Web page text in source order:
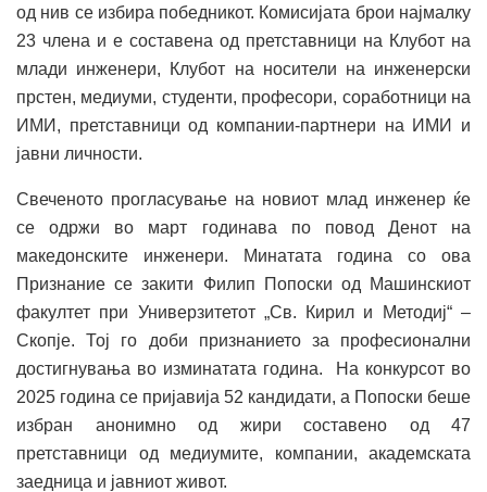
од нив се избира победникот. Комисијата брои најмалку
23 члена и е составена од претставници на Клубот на
млади инженери, Клубот на носители на инженерски
прстен, медиуми, студенти, професори, соработници на
ИМИ, претставници од компании-партнери на ИМИ и
јавни личности.
Свеченото прогласување на новиот млад инженер ќе
се одржи во март годинава по повод Денот на
македонските инженери. Минатата година со ова
Признание се закити Филип Попоски од Машинскиот
факултет при Универзитетот „Св. Кирил и Методиј“ –
Скопје. Тој го доби признанието за професионални
достигнувања во изминатата година. На конкурсот во
2025 година се пријавија 52 кандидати, а Попоски беше
избран анонимно од жири составено од 47
претставници од медиумите, компании, академската
заедница и јавниот живот.